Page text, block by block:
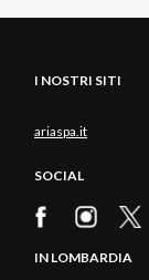
I NOSTRI SITI
ariaspa.it
SOCIAL
IN LOMBARDIA